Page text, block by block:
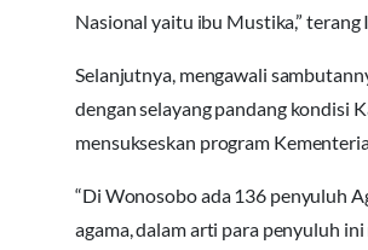
Nasional yaitu ibu Mustika,” terang
Selanjutnya, mengawali
dengan selayang pandang kondisi
mensukseskan program
“Di Wonosobo ada 136 penyuluh
agama, dalam arti para penyuluh